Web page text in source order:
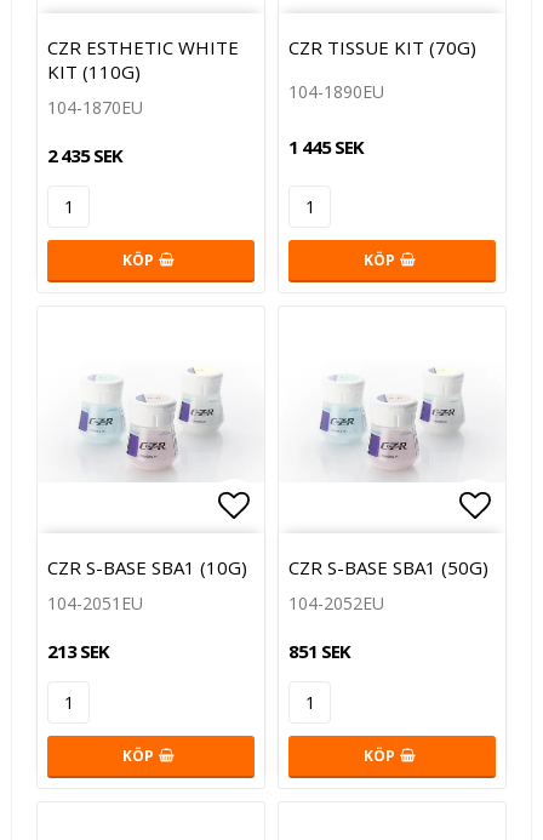
Lägg till i favoritlistan
CZR ESTHETIC WHITE
KIT (110G)
104-1870EU
2 435 SEK
KÖP
Lägg
CZR TISSUE KIT (70G)
104-1890EU
1 445 SEK
KÖP
Lägg till i favoritlistan
CZR S-BASE SBA1 (10G)
104-2051EU
213 SEK
KÖP
Lägg
CZR S-BASE SBA1 (50G)
104-2052EU
851 SEK
KÖP